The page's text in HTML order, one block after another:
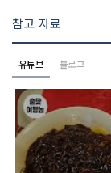
참고 자료
유튜브 블로그